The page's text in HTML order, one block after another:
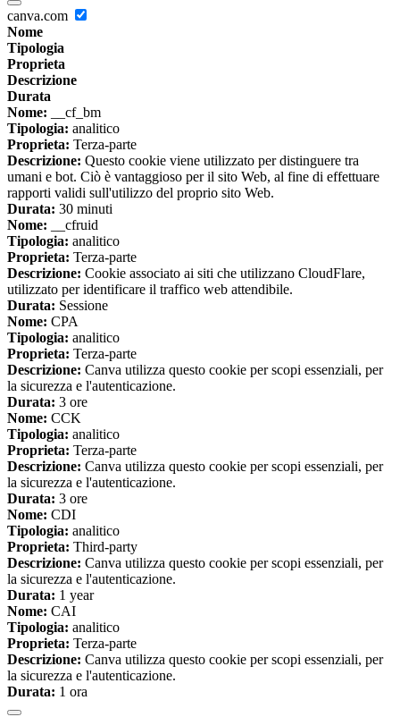
canva.com
Nome
Tipologia
Proprieta
Descrizione
Durata
Nome: __cf_bm
Tipologia: analitico
Proprieta: Terza-parte
Descrizione: Questo cookie viene utilizzato per distinguere tra
umani e bot. Ciò è vantaggioso per il sito Web, al fine di effettuare
rapporti validi sull'utilizzo del proprio sito Web.
Durata: 30 minuti
Nome: __cfruid
Tipologia: analitico
Proprieta: Terza-parte
Descrizione: Cookie associato ai siti che utilizzano CloudFlare,
utilizzato per identificare il traffico web attendibile.
Durata: Sessione
Nome: CPA
Tipologia: analitico
Proprieta: Terza-parte
Descrizione: Canva utilizza questo cookie per scopi essenziali, per
la sicurezza e l'autenticazione.
Durata: 3 ore
Nome: CCK
Tipologia: analitico
Proprieta: Terza-parte
Descrizione: Canva utilizza questo cookie per scopi essenziali, per
la sicurezza e l'autenticazione.
Durata: 3 ore
Nome: CDI
Tipologia: analitico
Proprieta: Third-party
Descrizione: Canva utilizza questo cookie per scopi essenziali, per
la sicurezza e l'autenticazione.
Durata: 1 year
Nome: CAI
Tipologia: analitico
Proprieta: Terza-parte
Descrizione: Canva utilizza questo cookie per scopi essenziali, per
la sicurezza e l'autenticazione.
Durata: 1 ora